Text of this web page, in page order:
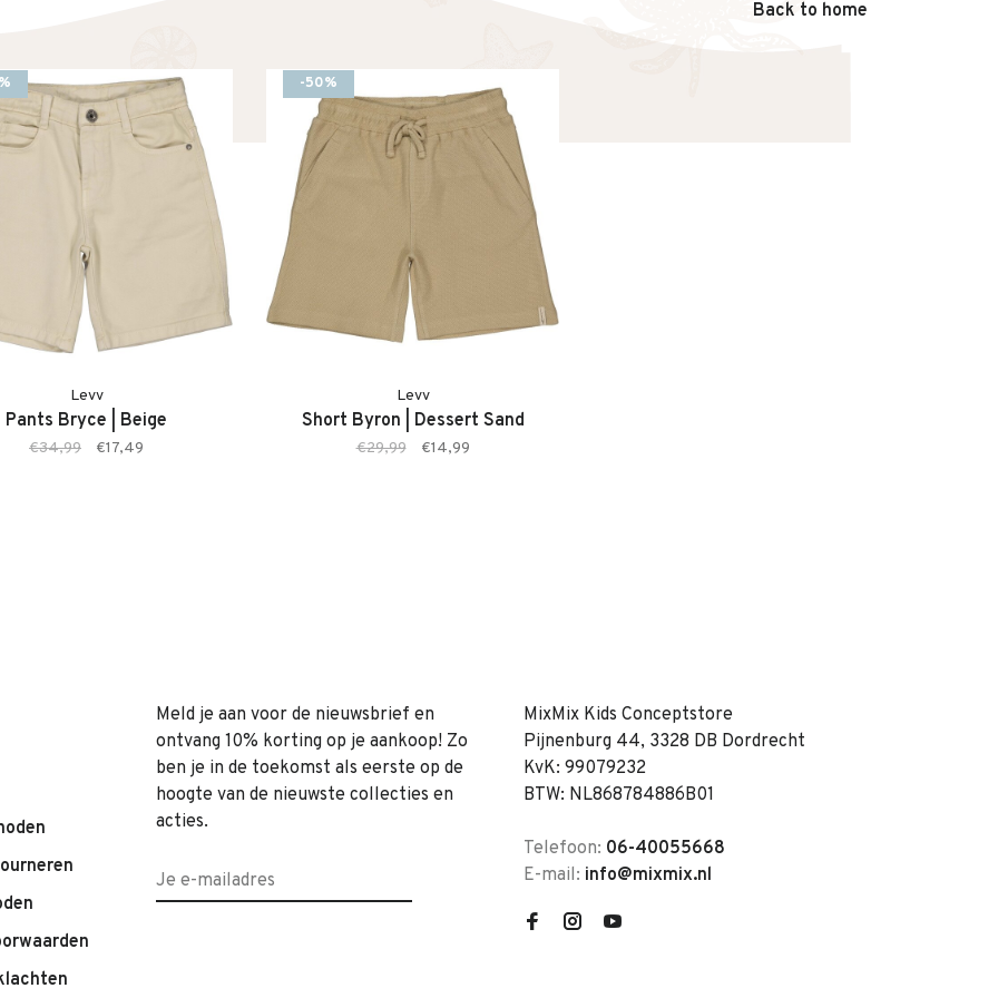
Back to home
Levv
Pants Bryce | Beige
€34,99 €17,49
-50%
Levv
Short Byron | Dessert Sand
€29,99 €14,99
Meld je aan voor de nieuwsbrief en
ontvang 10% korting op je aankoop! Zo
ben je in de toekomst als eerste op de
hoogte van de nieuwste collecties en
acties.
MixMix Kids Conceptstore
Pijnenburg 44, 3328 DB Dordrecht
KvK: 99079232
BTW: NL868784886B01
Telefoon: 06-40055668
E-mail: info@mixmix.nl